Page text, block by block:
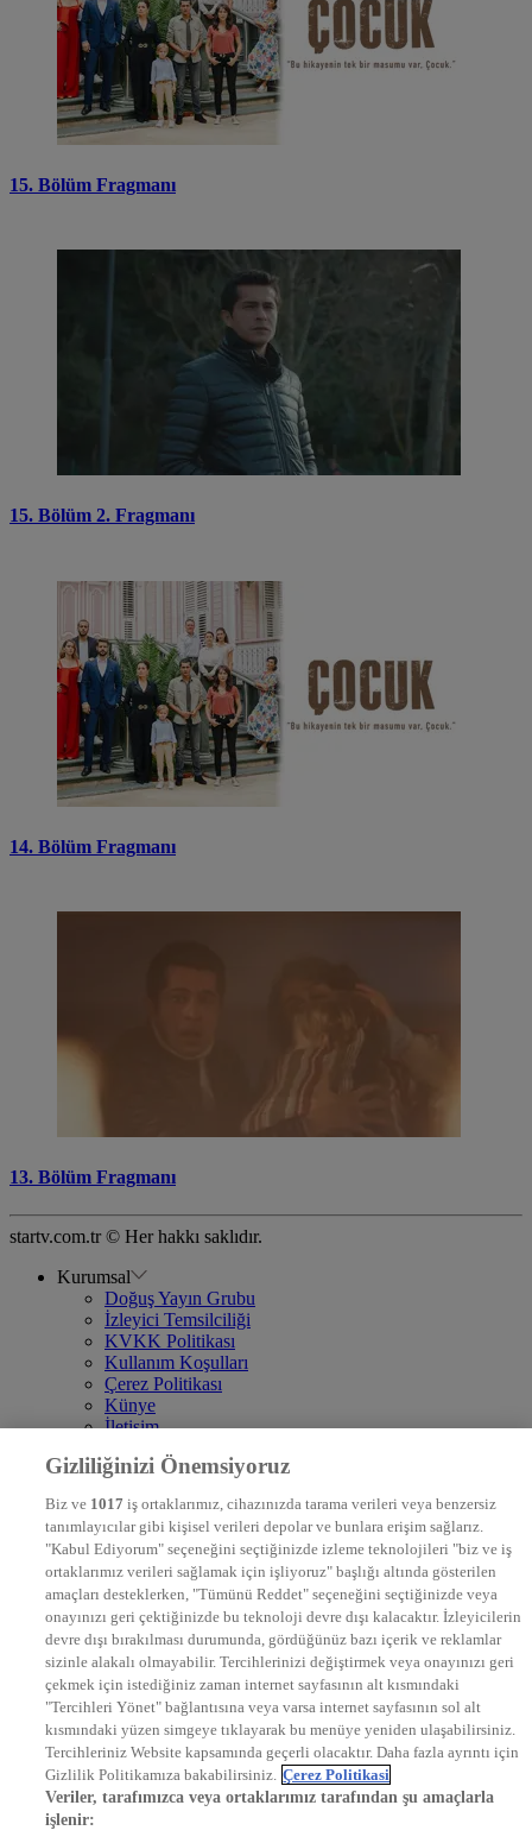
15. Bölüm Fragmanı
15. Bölüm 2. Fragmanı
14. Bölüm Fragmanı
13. Bölüm Fragmanı
startv.com.tr © Her hakkı saklıdır.
Kurumsal
Doğuş Yayın Grubu
İzleyici Temsilciliği
KVKK Politikası
Kullanım Koşulları
Çerez Politikası
Künye
İletişim
DYG Televizyonlar
STAR
EURO STAR
KRAL POP TV
DYG Radyolar
NTV RADYO
KRAL FM
KRAL POP
EKSEN
VOYAGE
DYG Dijital
ntv.com.tr
ntvspor.net
secim.ntv.com.tr
startv.com.tr
kralmuzik.com.tr
Gizliliğinizi Önemsiyoruz
Biz ve 1017 iş ortaklarımız, cihazınızda tarama verileri veya benzersiz
tanımlayıcılar gibi kişisel verileri depolar ve bunlara erişim sağlarız.
"Kabul Ediyorum" seçeneğini seçtiğinizde izleme teknolojileri "biz ve iş
ortaklarımız verileri sağlamak için işliyoruz" başlığı altında gösterilen
amaçları desteklerken, "Tümünü Reddet" seçeneğini seçtiğinizde veya
onayınızı geri çektiğinizde bu teknoloji devre dışı kalacaktır. İzleyicilerin
devre dışı bırakılması durumunda, gördüğünüz bazı içerik ve reklamlar
sizinle alakalı olmayabilir. Tercihlerinizi değiştirmek veya onayınızı geri
çekmek için istediğiniz zaman internet sayfasının alt kısmındaki
"Tercihleri Yönet" bağlantısına veya varsa internet sayfasının sol alt
kısmındaki yüzen simgeye tıklayarak bu menüye yeniden ulaşabilirsiniz.
Tercihleriniz Website kapsamında geçerli olacaktır. Daha fazla ayrıntı için
Gizlilik Politikamıza bakabilirsiniz. Çerez Politikasi
Veriler, tarafımızca veya ortaklarımız tarafından şu amaçlarla
işlenir: